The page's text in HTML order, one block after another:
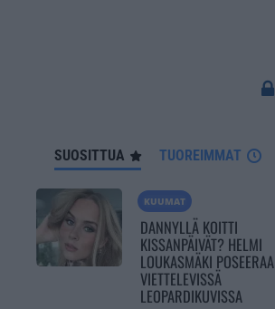
SUOSITTUA TUOREIMMAT
KUUMAT
DANNYLLÄ KOITTI
KISSANPÄIVÄT? HELMI
LOUKASMÄKI POSEERAA
VIETTELEVISSÄ
LEOPARDIKUVISSA